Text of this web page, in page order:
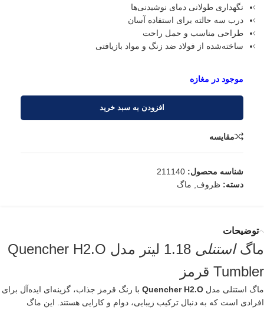
نگهداری طولانی دمای نوشیدنی‌ها
درب سه حالته برای استفاده آسان
طراحی مناسب و حمل راحت
ساخته‌شده از فولاد ضد زنگ و مواد بازیافتی
افزودن به سبد خرید
مقایسه
شناسه محصول: 211140
دسته: ظروف ماگ
توضیحات
ماگاستنلی
1.18 لیتر مدل Quencher H2.O
Tumbler قرمز
ماگ استنلی مدل Quencher H2.O با رنگ قرمز جذاب، گزینه‌ای ایده‌آل برای
افرادی است که به دنبال ترکیب زیبایی، دوام و کارایی هستند. این ماگ